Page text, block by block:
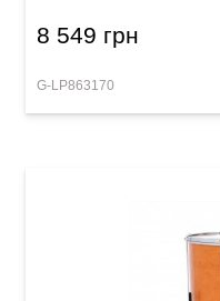
8 549 грн
G-LP863170